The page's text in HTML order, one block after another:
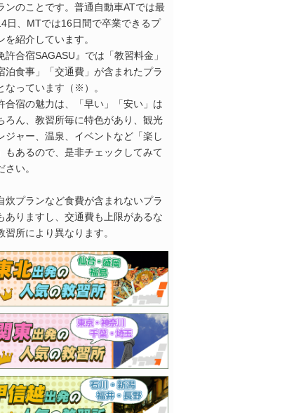
ンのことです。普通自動車ATでは最
日、MTでは16日間で卒業できるプ
を紹介しています。
許合宿SAGASU』では「教習料金」
泊食事」「交通費」が含まれたプラ
なっています（※）。
合宿の魅力は、「早い」「安い」は
ろん、教習所毎に特色があり、観光
ジャー、温泉、イベントなど「楽し
もあるので、是非チェックしてみて
さい。
炊プランなど食費が含まれないプラ
ありますし、交通費も上限があるな
習所により異なります。